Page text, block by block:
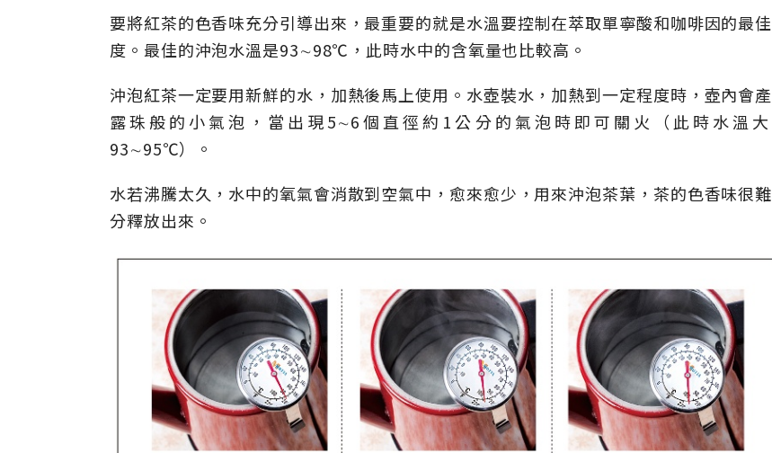
要將紅茶的色香味充分引導出來，最重要的就是水溫要控制在萃取單寧酸和咖啡因的最
度。最佳的沖泡水溫是93∼98℃，此時水中的含氧量也比較高。
沖泡紅茶一定要用新鮮的水，加熱後馬上使用。水壺裝水，加熱到一定程度時，壺內會
露珠般的小氣泡，當出現5∼6個直徑約1公分的氣泡時即可關火（此時水溫大
93∼95℃）。
水若沸騰太久，水中的氧氣會消散到空氣中，愈來愈少，用來沖泡茶葉，茶的色香味很
分釋放出來。